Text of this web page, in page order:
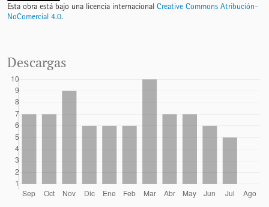
Esta obra está bajo una licencia internacional Creative Commons Atribución-
NoComercial 4.0.
Descargas